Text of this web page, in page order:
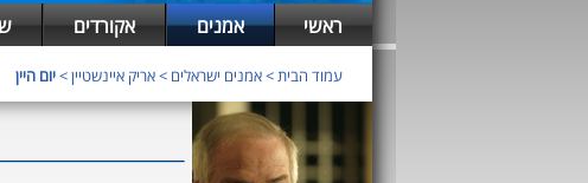
ראשי אמנים אקורדים
עמוד הבית>אמנים ישראלים >אריק איינשטיין>יום היין